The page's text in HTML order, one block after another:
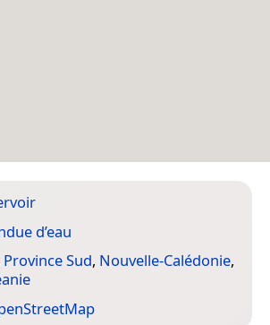
d’eau
Province Sud, Nouvelle-Calédonie,